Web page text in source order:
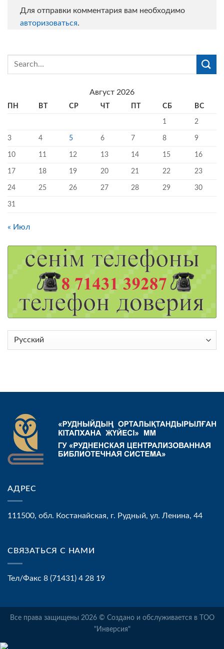
Для отправки комментария вам необходимо
авторизоваться.
Август 2026
ПН ВТ СР ЧТ ПТ СБ ВС
1 2
3 4 5 6 7 8 9
10 11 12 13 14 15 16
17 18 19 20 21 22 23
24 25 26 27 28 29 30
31
« Июл
Выбрать
АДРЕС
111500, обл. Костанайская, г. Рудный, ул. Ленина, 44
СВЯЗАТЬСЯ С НАМИ
Тел/Факс 8 (71431) 4 28 19
Все права защищены 2026 © Создано и обслуживается в ТОО
"Инверсия"